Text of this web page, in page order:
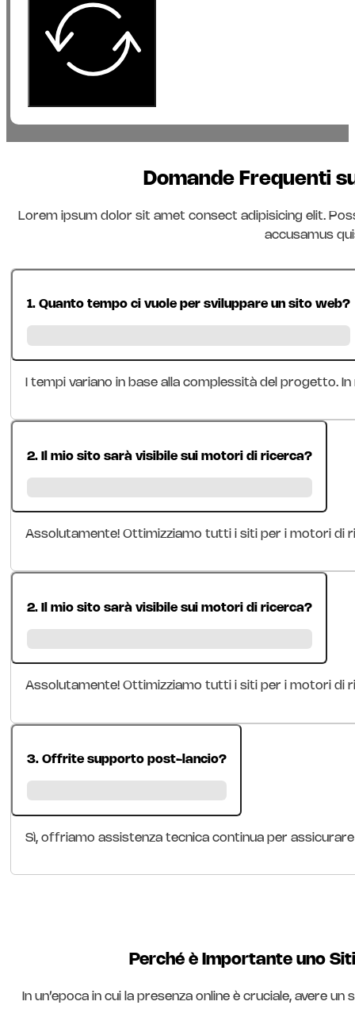
Domande Frequenti
Lorem ipsum dolor sit amet consect adipisicing elit.
accusamus
1. Quanto tempo ci vuole per sviluppare un sito web?
I tempi variano in base alla complessità del progetto.
2. Il mio sito sarà visibile sui motori di ricerca?
Assolutamente! Ottimizziamo tutti i siti per i motori di
2. Il mio sito sarà visibile sui motori di ricerca?
Assolutamente! Ottimizziamo tutti i siti per i motori di
3. Offrite supporto post-lancio?
Sì, offriamo assistenza tecnica continua per
Perché è Importante uno
In un’epoca in cui la presenza online è cruciale, avere un